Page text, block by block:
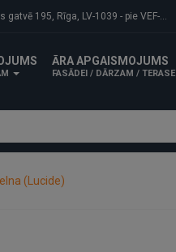
Rīga, LV-1039 - pie VEF-Gaisa tilta.
ĀRA APGAISMOJUMS
FASĀDEI / DĀRZAM / TERASEI
(Lucide)